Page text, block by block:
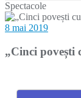
Spectacole
8 mai 2019
„Cinci povești